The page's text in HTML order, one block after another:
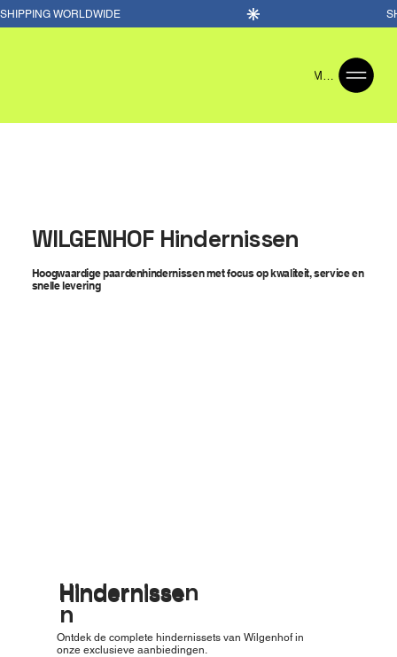
Menu
WILGENHOF Hindernissen
Hoogwaardige paardenhindernissen met focus op kwaliteit, service en
snelle levering
Hindernisse
n
Ontdek de complete hindernissets van Wilgenhof in
onze exclusieve aanbiedingen.
Hindernissen